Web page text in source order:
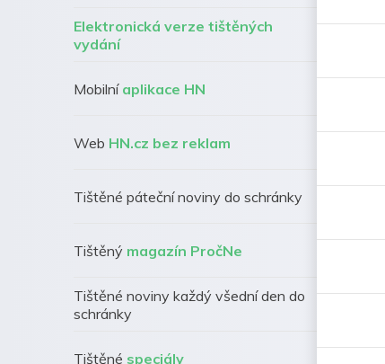
Elektronická verze tištěných
vydání
Mobilní aplikace HN
Web HN.cz bez reklam
Tištěné páteční noviny do schránky
Tištěný magazín PročNe
Tištěné noviny každý všední den do
schránky
Tištěné speciály